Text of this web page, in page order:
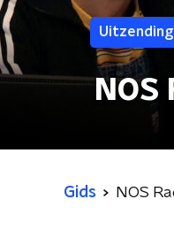
NOS
Gids NOS